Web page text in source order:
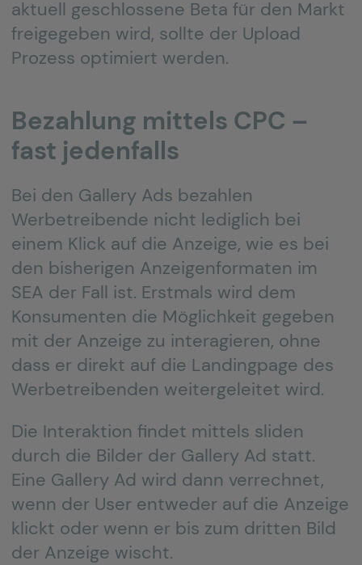
aktuell geschlossene Beta für den Markt
freigegeben wird, sollte der Upload
Prozess optimiert werden.
Bezahlung mittels CPC –
fast jedenfalls
Bei den Gallery Ads bezahlen
Werbetreibende nicht lediglich bei
einem Klick auf die Anzeige, wie es bei
den bisherigen Anzeigenformaten im
SEA der Fall ist. Erstmals wird dem
Konsumenten die Möglichkeit gegeben
mit der Anzeige zu interagieren, ohne
dass er direkt auf die Landingpage des
Werbetreibenden weitergeleitet wird.
Die Interaktion findet mittels sliden
durch die Bilder der Gallery Ad statt.
Eine Gallery Ad wird dann verrechnet,
wenn der User entweder auf die Anzeige
klickt oder wenn er bis zum dritten Bild
der Anzeige wischt.